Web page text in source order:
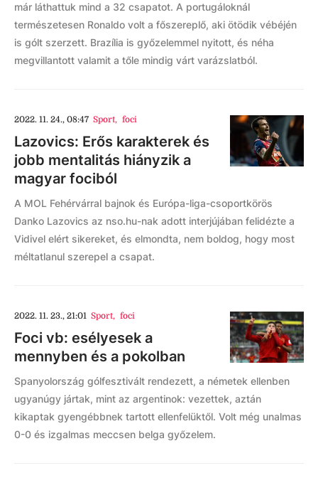
már láthattuk mind a 32 csapatot. A portugáloknál
természetesen Ronaldo volt a főszereplő, aki ötödik vébéjén
is gólt szerzett. Brazília is győzelemmel nyitott, és néha
megvillantott valamit a tőle mindig várt varázslatból.
2022. 11. 24., 08:47 Sport, foci
Lazovics: Erős karakterek és
jobb mentalitás hiányzik a
magyar fociból
A MOL Fehérvárral bajnok és Európa-liga-csoportkörös
Danko Lazovics az nso.hu-nak adott interjújában felidézte a
Vidivel elért sikereket, és elmondta, nem boldog, hogy most
méltatlanul szerepel a csapat.
2022. 11. 23., 21:01 Sport, foci
Foci vb: esélyesek a
mennyben és a pokolban
Spanyolország gólfesztivált rendezett, a németek ellenben
ugyanúgy jártak, mint az argentinok: vezettek, aztán
kikaptak gyengébbnek tartott ellenfelüktől. Volt még unalmas
0-0 és izgalmas meccsen belga győzelem.